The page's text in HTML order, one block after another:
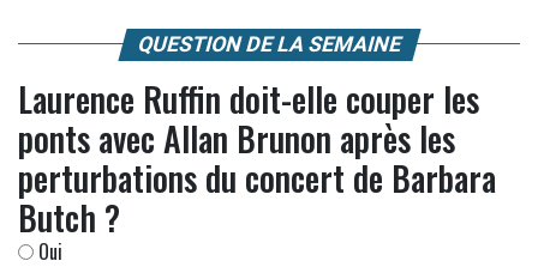
QUESTION DE LA SEMAINE
Laurence Ruffin doit-elle couper les
ponts avec Allan Brunon après les
perturbations du concert de Barbara
Butch ?
Oui